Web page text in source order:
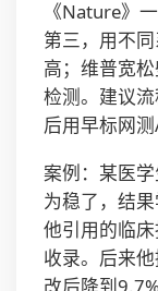
《Nature》
第三，用不
高；维普宽
检测。建议
后用早标网
案例：某医
为稳了，结
他引用的临
收录。后来